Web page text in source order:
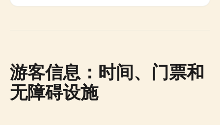
游客信息：时间、门票和
无障碍设施